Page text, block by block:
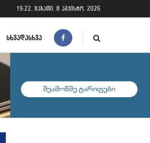
19:22, შაბათი, 8 აგვისტო, 2026
ᲡᲮᲕᲐᲓᲐᲡᲮᲕᲐ